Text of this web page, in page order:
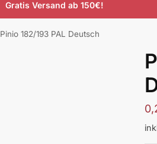
Gratis Versand ab 150€!
Pinio 182/193 PAL Deutsch